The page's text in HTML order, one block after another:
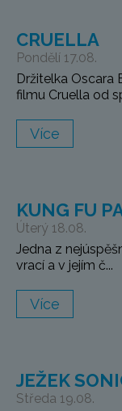
CRUELLA
Pondělí 17.08.
Držitelka Oscara
filmu Cruella od
Více
KUNG FU
Úterý 18.08.
Jedna z
vrací a v jejím č...
Více
JEŽEK
Středa 19.08.